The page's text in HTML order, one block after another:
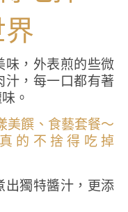
味，外表煎的些微
汁，每一口都有著
。
出獨特醬汁，更添